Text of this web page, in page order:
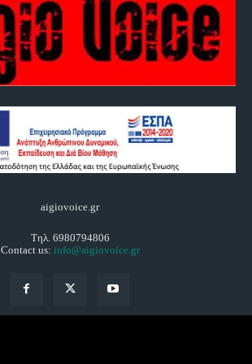
aigiovoice.gr
Τηλ. 6980794806
Contact us: info@aigiovoice.gr